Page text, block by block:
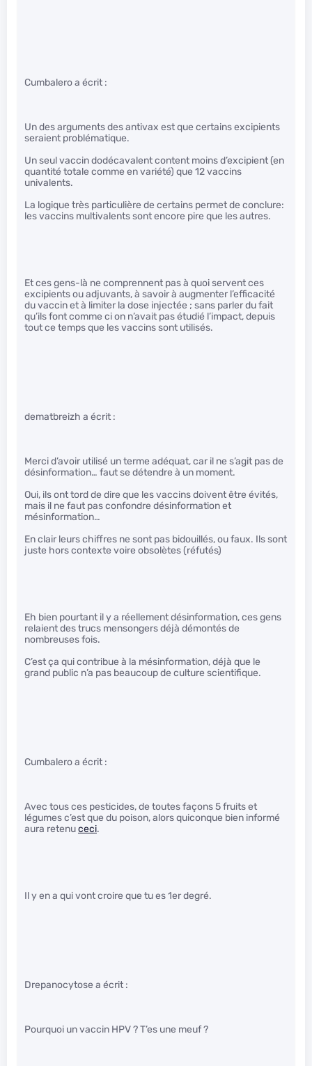
Cumbalero a écrit :
Un des arguments des antivax est que certains excipients
seraient problématique.
Un seul vaccin dodécavalent content moins d’excipient (en
quantité totale comme en variété) que 12 vaccins
univalents.
La logique très particulière de certains permet de conclure:
les vaccins multivalents sont encore pire que les autres.
Et ces gens-là ne comprennent pas à quoi servent ces
excipients ou adjuvants, à savoir à augmenter l’efficacité
du vaccin et à limiter la dose injectée ; sans parler du fait
qu’ils font comme ci on n’avait pas étudié l’impact, depuis
tout ce temps que les vaccins sont utilisés.
dematbreizh a écrit :
Merci d’avoir utilisé un terme adéquat, car il ne s’agit pas de
désinformation… faut se détendre à un moment.
Oui, ils ont tord de dire que les vaccins doivent être évités,
mais il ne faut pas confondre désinformation et
mésinformation…
En clair leurs chiffres ne sont pas bidouillés, ou faux. Ils sont
juste hors contexte voire obsolètes (réfutés)
Eh bien pourtant il y a réellement désinformation, ces gens
relaient des trucs mensongers déjà démontés de
nombreuses fois.
C’est ça qui contribue à la mésinformation, déjà que le
grand public n’a pas beaucoup de culture scientifique.
Cumbalero a écrit :
Avec tous ces pesticides, de toutes façons 5 fruits et
légumes c’est que du poison, alors quiconque bien informé
aura retenuceci.
Il y en a qui vont croire que tu es 1er degré.
Drepanocytose a écrit :
Pourquoi un vaccin HPV ? T’es une meuf ?